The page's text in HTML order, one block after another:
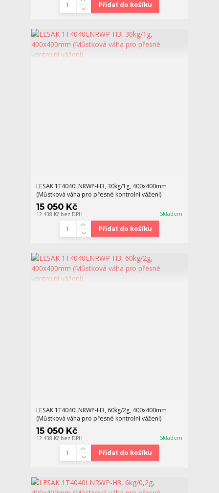
Přidat do košíku
LESAK 1T4040LNRWP-H3, 30kg/1g, 400x400mm
(Můstková váha pro přesné kontrolní vážení)
15 050 Kč
12 438 Kč bez DPH Skladem
Přidat do košíku
LESAK 1T4040LNRWP-H3, 60kg/2g, 400x400mm
(Můstková váha pro přesné kontrolní vážení)
15 050 Kč
12 438 Kč bez DPH Skladem
Přidat do košíku